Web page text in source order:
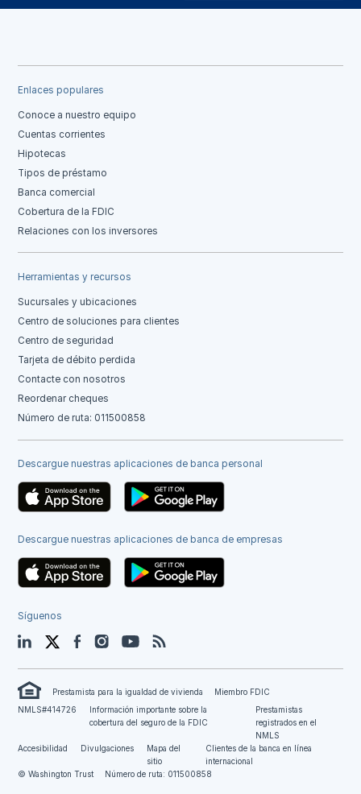
Enlaces populares
Conoce a nuestro equipo
Cuentas corrientes
Hipotecas
Tipos de préstamo
Banca comercial
Cobertura de la FDIC
Relaciones con los inversores
Herramientas y recursos
Sucursales y ubicaciones
Centro de soluciones para clientes
Centro de seguridad
Tarjeta de débito perdida
Contacte con nosotros
Reordenar cheques
Número de ruta: 011500858
Descargue nuestras aplicaciones de banca personal
Descargue nuestras aplicaciones de banca de empresas
Síguenos
LinkedIn TwitterFacebookInstagramYouTube
Prestamista para la igualdad de vivienda
Miembro FDIC
NMLS#414726
Información importante sobre la
cobertura del seguro de la FDIC
Prestamistas
registrados en el
NMLS
Accesibilidad
Divulgaciones
Mapa del
sitio
Clientes de la banca en línea
internacional
© Washington Trust
Número de ruta: 011500858